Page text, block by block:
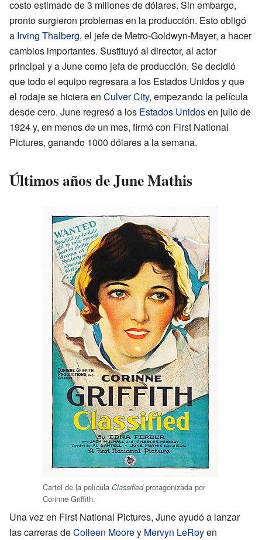
costo estimado de 3 millones de dólares. Sin embargo,
pronto surgieron problemas en la producción. Esto obligó
a Irving Thalberg, el jefe de Metro-Goldwyn-Mayer, a hacer
cambios importantes. Sustituyó al director, al actor
principal y a June como jefa de producción. Se decidió
que todo el equipo regresara a los Estados Unidos y que
el rodaje se hiciera en Culver City, empezando la película
desde cero. June regresó a los Estados Unidosen julio de
1924 y, en menos de un mes, firmó con First National
Pictures, ganando 1000 dólares a la semana.
Últimos años de June Mathis
Cartel de la película Classifiedprotagonizada por
Corinne Griffith.
Una vez en First National Pictures, June ayudó a lanzar
las carreras deColleen Moorey Mervyn LeRoyen